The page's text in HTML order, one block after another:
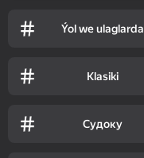
Ýol we ulaglarda
Klasiki
Судоку